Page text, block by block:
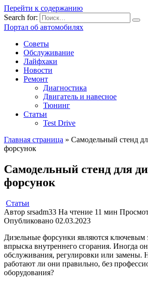
Перейти к содержанию
Search for:
Портал об автомобилях
Советы
Обслуживание
Лайфхаки
Новости
Ремонт
Диагностика
Двигатель и навесное
Тюнинг
Статьи
Test Drive
Главная страница » Самодельный стенд
форсунок
Самодельный стенд для
форсунок
Статьи
Автор srsadm33 На чтение 11 мин
Опубликовано 02.03.2023
Дизельные форсунки являются ключевым
впрыска внутреннего сгорания. Иногда
обслуживания, регулировки или замены.
работают ли они правильно, без
оборудования?